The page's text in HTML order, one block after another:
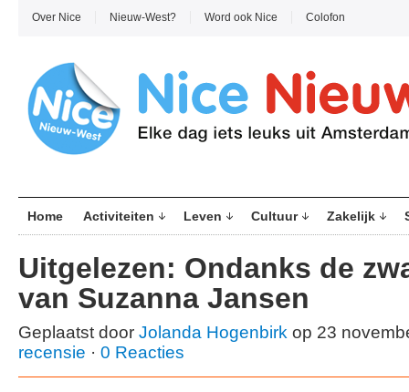
Over Nice Nieuw-West? Word ook Nice Colofon
Home Activiteiten Leven Cultuur Zakelijk
Uitgelezen: Ondanks de
van Suzanna Jansen
Geplaatst door Jolanda Hogenbirk op 23
recensie · 0 Reacties